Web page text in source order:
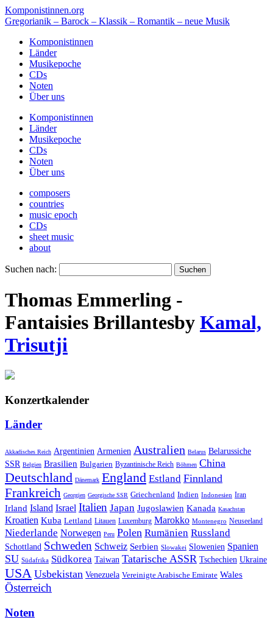
Komponistinnen.org
Gregorianik – Barock – Klassik – Romantik – neue Musik
Komponistinnen
Länder
Musikepoche
CDs
Noten
Über uns
Komponistinnen
Länder
Musikepoche
CDs
Noten
Über uns
composers
countries
music epoch
CDs
sheet music
about
Suchen nach:
Thomas Emmerling -
Fantaisies Brillantesby Kamal,
Trisutji
Konzertkalender
Länder
Akkadisches Reich Argentinien Armenien Australien Belarus Belarussiche
SSR Belgien Brasilien Bulgarien Byzantinische Reich Böhmen China
Deutschland Dänemark England Estland Finnland
Frankreich Georgien Georgische SSR Griechenland Indien Indonesien Iran
Irland Island Israel Italien Japan Jugoslawien Kanada Kasachstan
Kroatien Kuba Lettland Litauen Luxemburg Marokko Montenegro Neuseeland
Niederlande Norwegen Peru Polen Rumänien Russland
Schottland Schweden Schweiz Serbien Slowakei Slowenien Spanien
SU Südafrika Südkorea Taiwan Tatarische ASSR Tschechien Ukraine
USA Usbekistan Venezuela Vereinigte Arabische Emirate Wales
Österreich
Noten